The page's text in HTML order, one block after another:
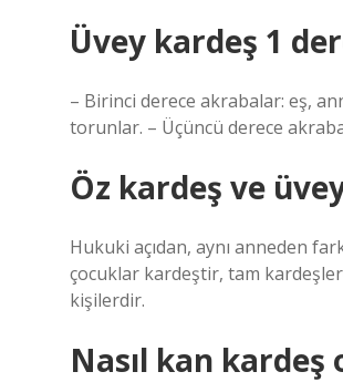
Üvey kardeş 1
– Birinci derece akrabalar: eş,
torunlar. – Üçüncü derece
Öz kardeş ve
Hukuki açıdan, aynı anneden
çocuklar kardeştir, tam
kişilerdir.
Nasıl kan kardeş